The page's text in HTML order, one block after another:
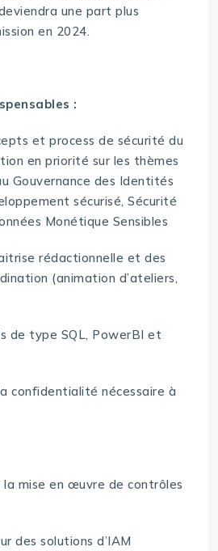
une part plus
en 2024.
:
et process de sécurité du
en priorité sur les thèmes
Gouvernance des Identités
sécurisé, Sécurité
Monétique Sensibles
rédactionnelle et des
(animation d’ateliers,
de type SQL, PowerBI et
confidentialité nécessaire à
la mise en œuvre de contrôles
des solutions d’IAM